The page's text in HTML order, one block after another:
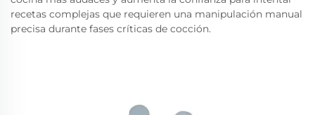
recetas complejas que requieren una manipulación manual
precisa durante fases críticas de cocción.